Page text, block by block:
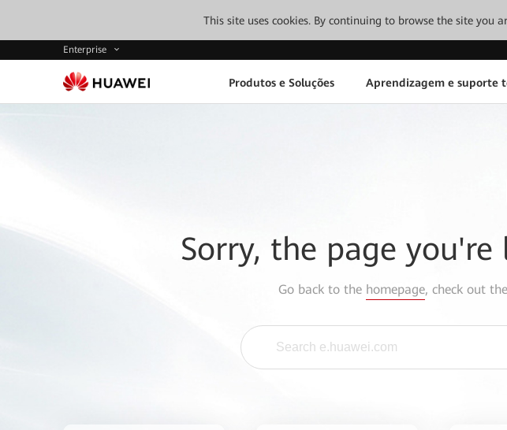
This site uses cookies. By continuing to browse the site you
Enterprise
Produtos e Soluções Aprendizagem e suporte
Sorry, the page
Go back to the homepage, check out